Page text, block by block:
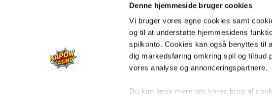
Denne hjemmeside bruger cookies
Vi bruger vores egne cookies samt
og til at understøtte hjemmesidens
spilkonto. Cookies kan også benyttes til
dig markedsføring omkring spil og tilbud
vores analyse og annonceringspartnere.
Du kan læse mere om vores brug af